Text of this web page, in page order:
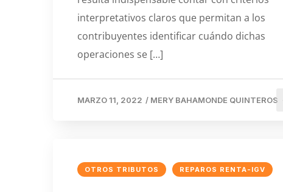
interpretativos claros que permitan a los
contribuyentes identificar cuándo dichas
operaciones se […]
MARZO 11, 2022 / MERY BAHAMONDE QUINTEROS
OTROS TRIBUTOS REPAROS RENTA-IGV